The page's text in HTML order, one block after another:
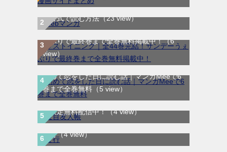
WEB漫画サイト一覧｜ブラウザで無料漫画
を公式で読む方法（23 view）
ラストイニング｜全44巻完結！サンデーう
ぇぶりで最終巻まで全巻無料掲載中！（6
view）
初めて恋をした日に読む話｜マンガMeeで6
巻まで全巻無料 （5 view）
夏目友人帳｜最新刊30巻！マンガParkで期
間限定無料配信中！（4 view）
ま行（4 view）